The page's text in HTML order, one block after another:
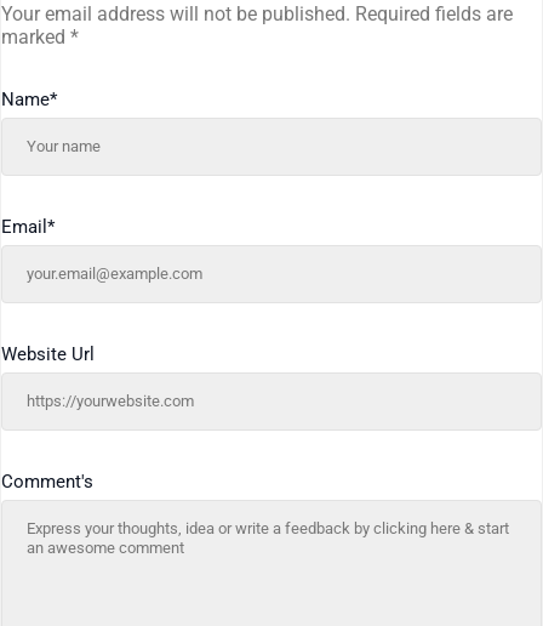
Your email address will not be published. Required fields are
marked *
Comment's
Name*
Email *
Website Url